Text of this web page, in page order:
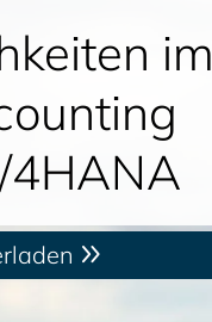
im
4HANA